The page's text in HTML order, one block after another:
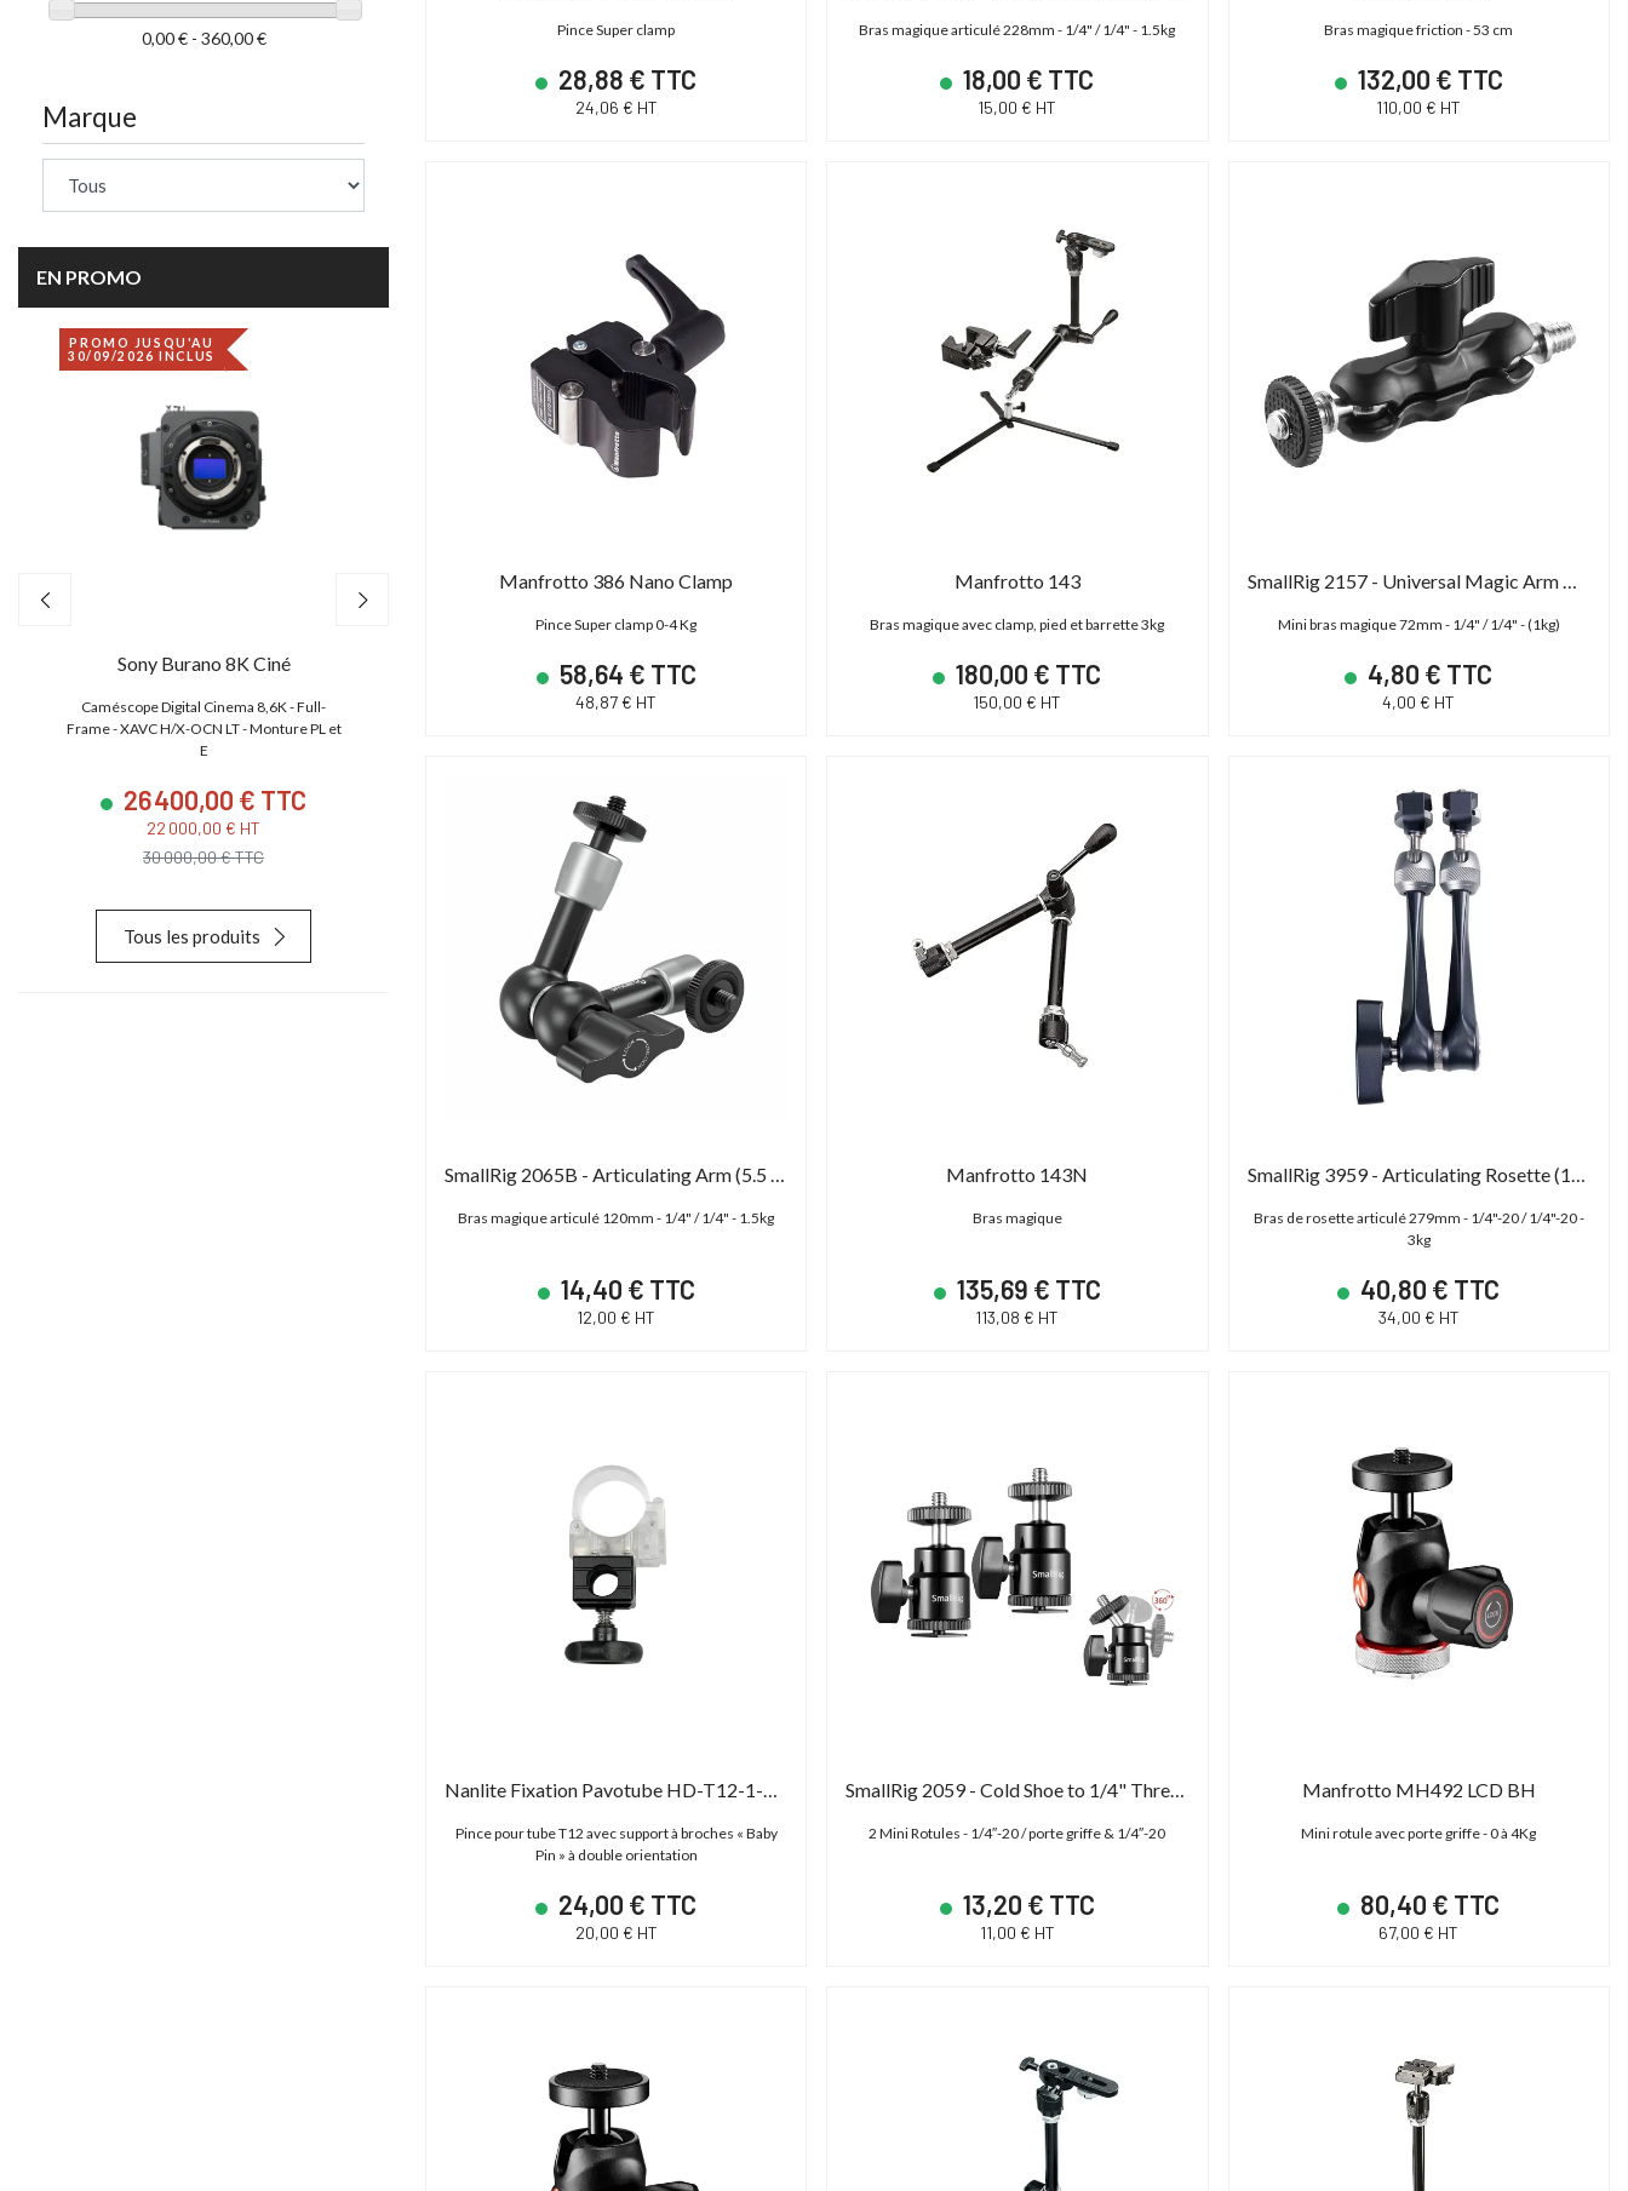
0,00 € - 360,00 €
Marque
EN PROMO
PROMO JUSQU'AU
30/09/2026 INCLUS
Sony Burano 8K Ciné
Caméscope Digital Cinema 8,6K - Full-
Frame - XAVC H/X-OCN LT - Monture PL et
E
26 400,00 € TTC
22 000,00 € HT
30 000,00 € TTC
Canon EOS C700 PL
Caméscope 4K/2K/HD - XF AVC/ProRes -
23 880,00 € TTC
19 900,00 € HT
28 627,19 € TTC
ABonAir AB4000 4K HDR
Kit 1 émetteur / 1 récepteur vidéo sans fil
PROMO JUSQU'AU
31/12/2026 INCLUS
Cartoni Magnum
Tête fluide studio et OB 30-
14 606,40 €
Tous les produits
Pince Super clamp
28,88 € TTC
24,06 € HT
Bras magique articulé 228mm - 1/4" / 1/4" - 1.5kg
18,00 € TTC
15,00 € HT
Bras magique friction - 53 cm
132,00 € TTC
110,00 € HT
Manfrotto 386 Nano Clamp
Pince Super clamp 0-4 Kg
58,64 € TTC
48,87 € HT
Manfrotto 143
Bras magique avec clamp, pied et barrette 3kg
180,00 € TTC
150,00 € HT
Mini bras magique 72mm - 1/4" / 1/4" - (1kg)
4,80 € TTC
4,00 € HT
SmallRig 2065B - Articulating Arm (5.5 inches)
Bras magique articulé 120mm - 1/4" / 1/4" - 1.5kg
14,40 € TTC
12,00 € HT
Manfrotto 143N
Bras magique
135,69 € TTC
113,08 € HT
SmallRig 3959 - Articulating Rosette (11")
Bras de rosette articulé 279mm - 1/4"-20 / 1/4"-20 -
3kg
40,80 € TTC
34,00 € HT
Nanlite Fixation Pavotube HD-T12-1-BPR
Pince pour tube T12 avec support à broches « Baby
Pin » à double orientation
24,00 € TTC
20,00 € HT
SmallRig 2059 - Cold Shoe to 1/4" Threaded Adapter
2 Mini Rotules - 1/4″-20 / porte griffe & 1/4″-20
13,20 € TTC
11,00 € HT
Manfrotto MH492 LCD BH
Mini rotule avec porte griffe - 0 à 4Kg
80,40 € TTC
67,00 € HT